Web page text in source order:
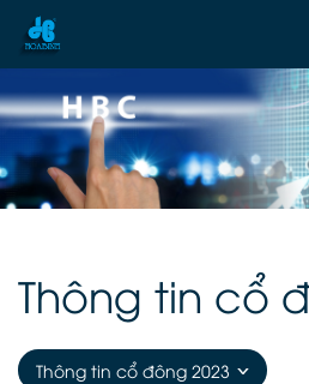
Thông tin cổ
Thông tin cổ đông 2023